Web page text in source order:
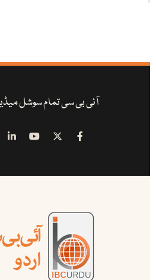
آئی بی سی تمام سوشل